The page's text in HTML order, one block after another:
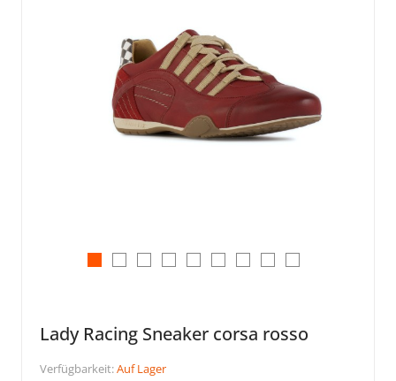
Lady Racing Sneaker corsa rosso
Verfügbarkeit:Auf Lager